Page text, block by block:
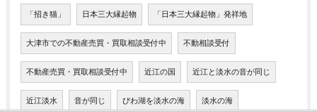
「招き猫」 日本三大縁起物 「日本三大縁起物」発祥地
大津市での不動産売買・買取相談受付中 不動相談受付
不動産売買・買取相談受付中 近江の国 近江と淡水の音が同じ
近江淡水 音が同じ びわ湖を淡水の海 淡水の海